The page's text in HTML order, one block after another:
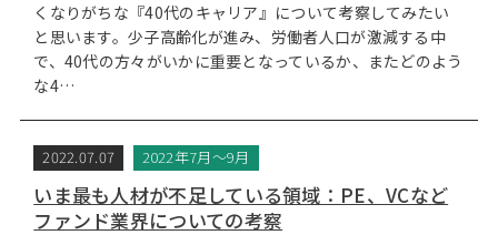
くなりがちな『40代のキャリア』について考察してみたい
と思います。少子高齢化が進み、労働者人口が激減する中
で、40代の方々がいかに重要となっているか、またどのよう
な4…
2022.07.07 2022年7月～9月
いま最も人材が不足している領域：PE、VCなど
ファンド業界についての考察